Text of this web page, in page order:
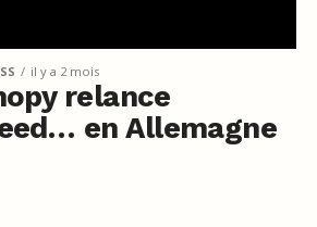
il y a 2 mois
relance
en Allemagne